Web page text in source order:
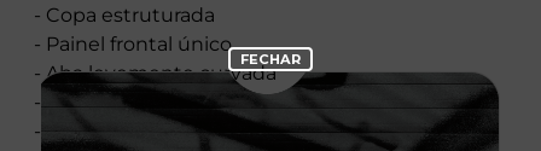
- Copa estruturada
- Painel frontal único
- Aba levemente curvada
- Flag New Era® bordada na lateral esquerda
- Licença oficial